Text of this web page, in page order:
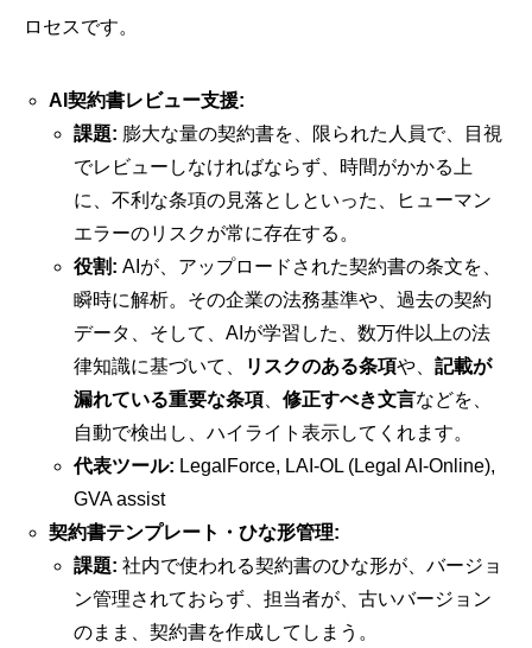
ロセスです。
AI契約書レビュー支援:
課題: 膨大な量の契約書を、限られた人員で、目視
でレビューしなければならず、時間がかかる上
に、不利な条項の見落としといった、ヒューマン
エラーのリスクが常に存在する。
役割: AIが、アップロードされた契約書の条文を、
瞬時に解析。その企業の法務基準や、過去の契約
データ、そして、AIが学習した、数万件以上の法
律知識に基づいて、
リスクのある条項や、 記載が
漏れている重要な条項、 修正すべき文言などを、
自動で検出し、ハイライト表示してくれます。
代表ツール: LegalForce, LAI-OL (Legal AI-Online),
GVA assist
契約書テンプレート・ひな形管理:
課題: 社内で使われる契約書のひな形が、バージョ
ン管理されておらず、担当者が、古いバージョン
のまま、契約書を作成してしまう。